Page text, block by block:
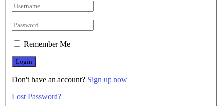
Remember Me
Don't have an account? Sign up now
Lost Password?